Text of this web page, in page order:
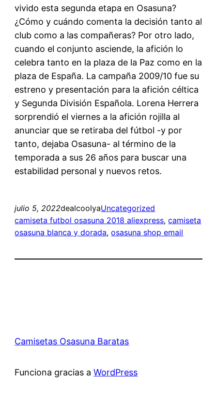
vivido esta segunda etapa en Osasuna?
¿Cómo y cuándo comenta la decisión tanto al
club como a las compañeras? Por otro lado,
cuando el conjunto asciende, la afición lo
celebra tanto en la plaza de la Paz como en la
plaza de España. La campaña 2009/10 fue su
estreno y presentación para la afición céltica
y Segunda División Española. Lorena Herrera
sorprendió el viernes a la afición rojilla al
anunciar que se retiraba del fútbol -y por
tanto, dejaba Osasuna- al término de la
temporada a sus 26 años para buscar una
estabilidad personal y nuevos retos.
julio 5, 2022dealcoolyaUncategorized
camiseta futbol osasuna 2018 aliexpress, camiseta
osasuna blanca y dorada, osasuna shop email
Camisetas Osasuna Baratas
Funciona gracias aWordPress